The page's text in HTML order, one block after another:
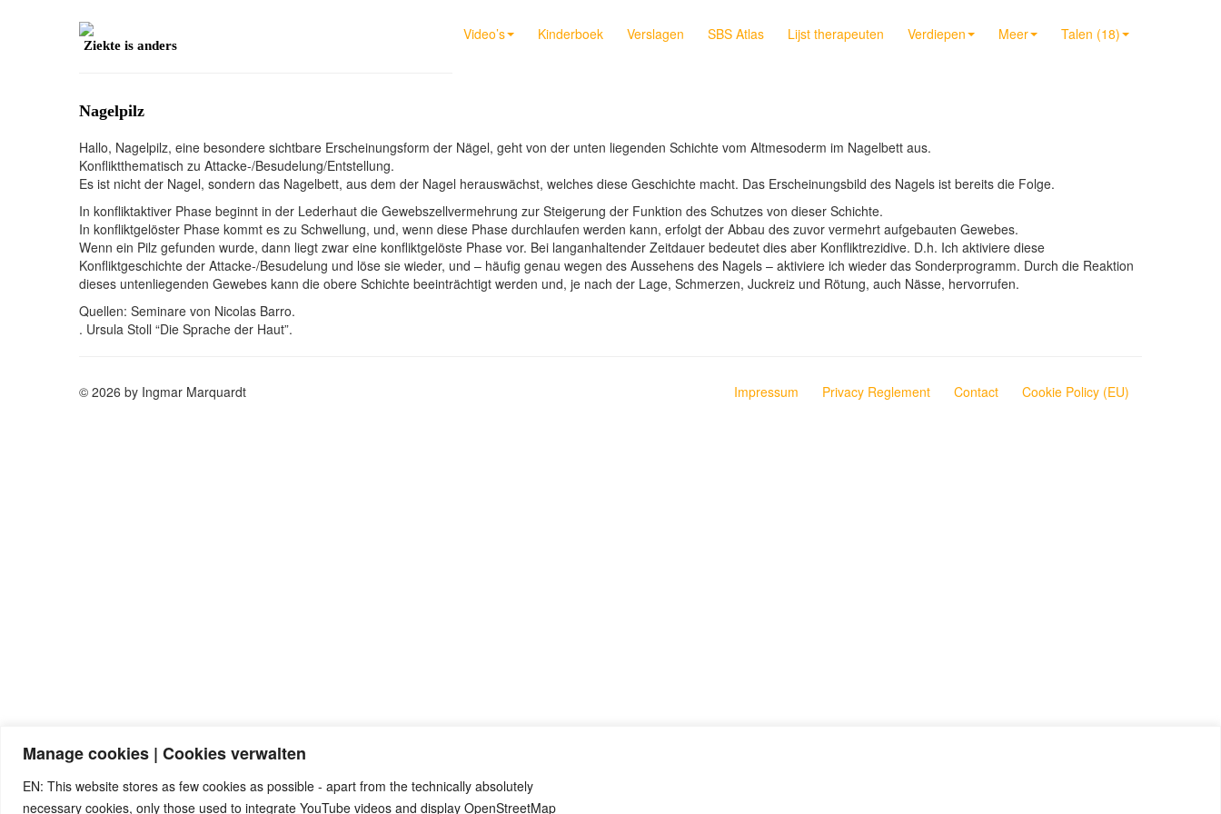
Manage cookies | Cookies verwalten
EN: This website stores as few cookies as possible - apart from the technically absolutely
necessary cookies, only those used to integrate YouTube videos and display OpenStreetMap
Video’s Kinderboek Verslagen SBS Atlas Lijst therapeuten Verdiepen Meer Talen (18)
Ziekte is anders
Nagelpilz
Hallo, Nagelpilz, eine besondere sichtbare Erscheinungsform der Nägel, geht von der unten liegenden Schichte vom Altmesoderm im Nagelbett aus.
Konfliktthematisch zu Attacke-/Besudelung/Entstellung.
Es ist nicht der Nagel, sondern das Nagelbett, aus dem der Nagel herauswächst, welches diese Geschichte macht. Das Erscheinungsbild des Nagels ist bereits die Folge.
In konfliktaktiver Phase beginnt in der Lederhaut die Gewebszellvermehrung zur Steigerung der Funktion des Schutzes von dieser Schichte.
In konfliktgelöster Phase kommt es zu Schwellung, und, wenn diese Phase durchlaufen werden kann, erfolgt der Abbau des zuvor vermehrt aufgebauten Gewebes.
Wenn ein Pilz gefunden wurde, dann liegt zwar eine konfliktgelöste Phase vor. Bei langanhaltender Zeitdauer bedeutet dies aber Konfliktrezidive. D.h. Ich aktiviere diese
Konfliktgeschichte der Attacke-/Besudelung und löse sie wieder, und – häufig genau wegen des Aussehens des Nagels – aktiviere ich wieder das Sonderprogramm. Durch die Reaktion
dieses untenliegenden Gewebes kann die obere Schichte beeinträchtigt werden und, je nach der Lage, Schmerzen, Juckreiz und Rötung, auch Nässe, hervorrufen.
Quellen: Seminare von Nicolas Barro.
. Ursula Stoll “Die Sprache der Haut”.
© 2026 by Ingmar Marquardt Impressum Privacy Reglement Contact Cookie Policy (EU)